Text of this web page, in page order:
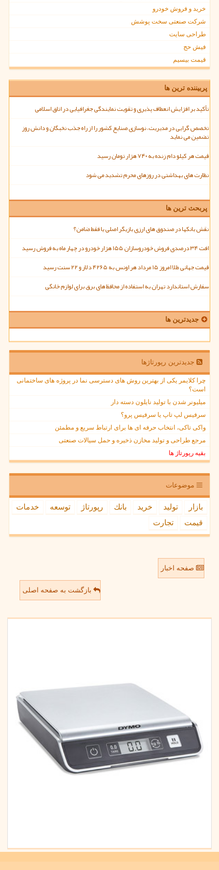
خرید و فروش خودرو
شرکت صنعتی سخت پوشش
طراحی سایت
فیش حج
قیمت بیسیم
پربیننده ترین ها
تأکید بر افزایش انعطاف پذیری و تقویت نمایندگی جغرافیایی در اتاق اسلامی
تخصص گرایی در مدیریت، نوسازی صنایع کشور را از راه جذب نخبگان و دانش روز
تضمین می نماید
قیمت هر کیلو دام زنده به ۷۴۰ هزار تومان رسید
نظارت های بهداشتی در روزهای محرم تشدید می شود
پربحث ترین ها
نقش بانکها در صندوق های ارزی بازیگر اصلی یا فقط ضامن؟
افت ۳۴ درصدی فروش خودروسازان ۱۵۵ هزار خودرو در چهار ماه به فروش رسید
قیمت جهانی طلا امروز ۱۵ مرداد هر اونس به ۴۲۶۵ دلار و ۲۲ سنت رسید
سفارش استاندارد تهران به استفاده از محافظ های برق برای لوازم خانگی
جدیدترین ها
جدیدترین رپورتاژها
چرا کلایمر یکی از بهترین روش های دسترسی نما در پروژه های ساختمانی
است؟
میلیونر شدن با تولید نایلون دسته دار
سرفیس لپ تاپ یا سرفیس پرو؟
واکی تاکی، انتخاب حرفه ای ها برای ارتباط سریع و مطمئن
مرجع طراحی و تولید مخازن ذخیره و حمل سیالات صنعتی
بقیه رپورتاژ ها
موضوعات
بازار تولید خرید بانك رپورتاژ توسعه
خدمات
قیمت
تجارت
صفحه اخبار
بازگشت به صفحه اصلی